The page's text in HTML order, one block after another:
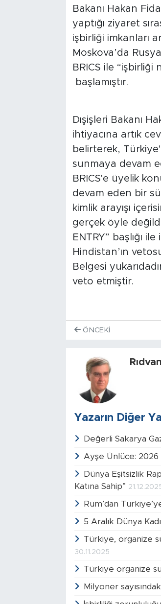
Bakanı Hakan
yaptığı ziyaret
işbirliği imkanları
Moskova’da
BRICS ile
başlamıştır.
Dışişleri Bakanı
ihtiyacına artık
belirterek,
sunmaya devam
BRICS'e üyelik
devam eden bir
kimlik arayışı
gerçek öyle
ENTRY” başlığı
Hindistan’ın
Belgesi
veto etmiştir.
ÖNCEKI
Yazarın Diğer
Değerli Sakarya
Ayşe Ünlüce: 2026
Dünya Eşitsizlik
Katına Sahip”
Rum’dan
5 Aralık Dünya
Türkiye, organize
30.11.2025
Türkiye organize
Milyoner